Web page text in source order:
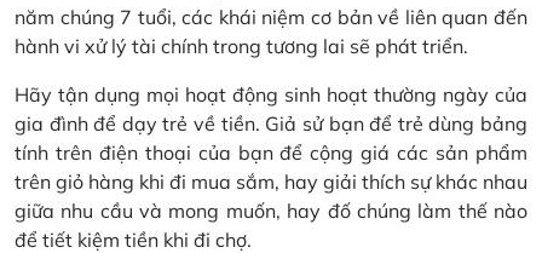
năm chúng 7 tuổi, các khái niệm cơ bản về liên quan đến
hành vi xử lý tài chính trong tương lai sẽ phát triển.
Hãy tận dụng mọi hoạt động sinh hoạt thường ngày của
gia đình để dạy trẻ về tiền. Giả sử bạn để trẻ dùng bảng
tính trên điện thoại của bạn để cộng giá các sản phẩm
trên giỏ hàng khi đi mua sắm, hay giải thích sự khác nhau
giữa nhu cầu và mong muốn, hay đố chúng làm thế nào
để tiết kiệm tiền khi đi chợ.